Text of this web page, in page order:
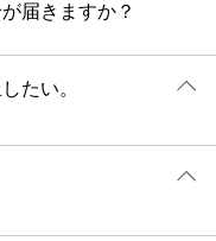
届きますか？
たい。